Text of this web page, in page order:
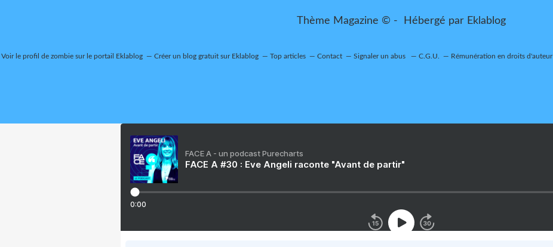
Thème Magazine © - Hébergé par Eklablog
Voir le profil de zombie sur le portail Eklablog Créer un blog gratuit sur Eklablog Top articles Contact Signaler un abus C.G.U. Rémunération en droits d'auteur
FACE A - un podcast Purecharts
FACE A #30 : Eve Angeli raconte "Avant de partir"
0:00